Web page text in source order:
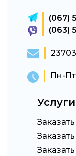
(067)
(063)
Пн-